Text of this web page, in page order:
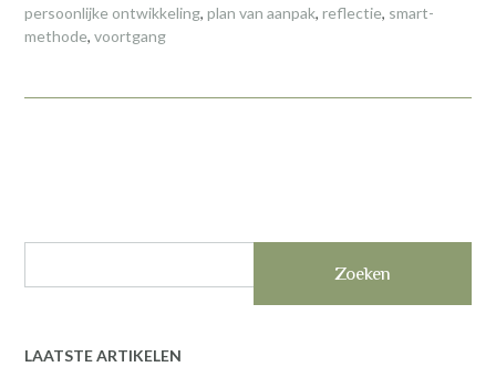
persoonlijke ontwikkeling, plan van aanpak, reflectie, smart-
methode, voortgang
Zoeken
LAATSTE ARTIKELEN